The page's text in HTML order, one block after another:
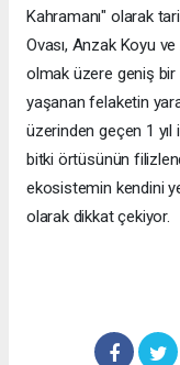
Kahramanı" olarak
Ovası, Anzak Koyu ve
olmak üzere geniş
yaşanan felaketin
üzerinden geçen 1 yıl
bitki örtüsünün
ekosistemin kendini
olarak dikkat çekiyor.